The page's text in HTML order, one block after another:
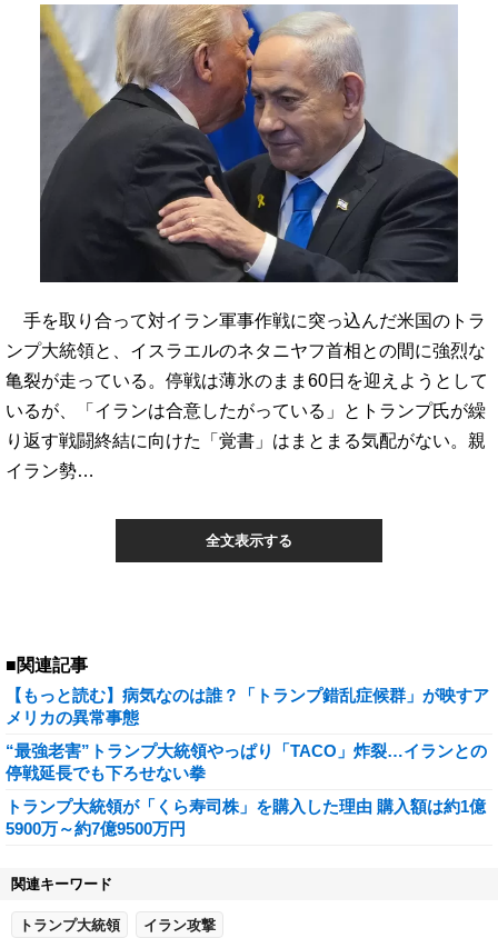
手を取り合って対イラン軍事作戦に突っ込んだ米国のトラ
ンプ大統領と、イスラエルのネタニヤフ首相との間に強烈な
亀裂が走っている。停戦は薄氷のまま60日を迎えようとして
いるが、「イランは合意したがっている」とトランプ氏が繰
り返す戦闘終結に向けた「覚書」はまとまる気配がない。親
イラン勢…
全文表示する
■関連記事
【もっと読む】病気なのは誰？「トランプ錯乱症候群」が映すア
メリカの異常事態
“最強老害”トランプ大統領やっぱり「TACO」炸裂…イランとの
停戦延長でも下ろせない拳
トランプ大統領が「くら寿司株」を購入した理由 購入額は約1億
5900万～約7億9500万円
関連キーワード
トランプ大統領 イラン攻撃